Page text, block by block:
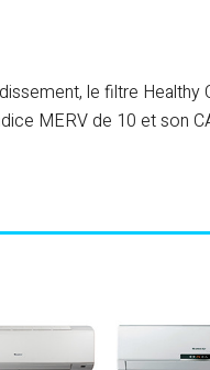
le filtre Healthy
MERV de 10 et son